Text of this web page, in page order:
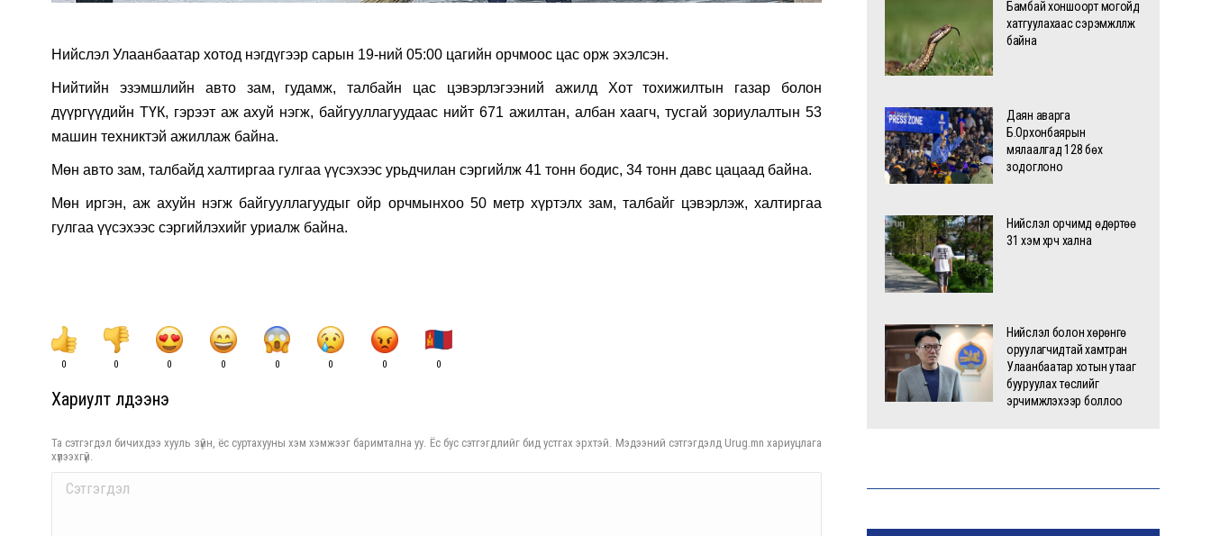
Нийслэл Улаанбаатар хотод нэгдүгээр сарын 19-ний 05:00 цагийн орчмоос цас орж эхэлсэн.
Нийтийн эзэмшлийн авто зам, гудамж, талбайн цас цэвэрлэгээний ажилд Хот тохижилтын газар болон
дүүргүүдийн ТҮК, гэрээт аж ахуй нэгж, байгууллагуудаас нийт 671 ажилтан, албан хаагч, тусгай зориулалтын 53
машин техниктэй ажиллаж байна.
Мөн авто зам, талбайд халтиргаа гулгаа үүсэхээс урьдчилан сэргийлж 41 тонн бодис, 34 тонн давс цацаад байна.
Мөн иргэн, аж ахуйн нэгж байгууллагуудыг ойр орчмынхоо 50 метр хүртэлх зам, талбайг цэвэрлэж, халтиргаа
гулгаа үүсэхээс сэргийлэхийг уриалж байна.
0 0 0 0 0 0 0 0
Хариулт үлдээнэ үү
Та сэтгэгдэл бичихдээ хууль зүйн, ёс суртахууны хэм хэмжээг баримтална уу. Ёс бус сэтгэгдлийг бид устгах эрхтэй. Мэдээний сэтгэгдэлд Urug.mn хариуцлага
хүлээхгүй.
Comment
Бамбай хоншоорт могойд
хатгуулахаас сэрэмжлүүлж
байна
Даян аварга
Б.Орхонбаярын
мялаалгад 128 бөх
зодоглоно
Нийслэл орчимд өдөртөө
31 хэм хүрч хална
Нийслэл болон хөрөнгө
оруулагчидтай хамтран
Улаанбаатар хотын утааг
бууруулах төслийг
эрчимжүүлэхээр боллоо
бүртгэл өмнөх оноос 1.3